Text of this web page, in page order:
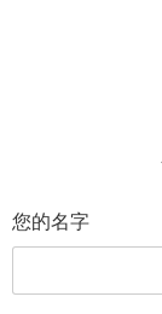
您的名字